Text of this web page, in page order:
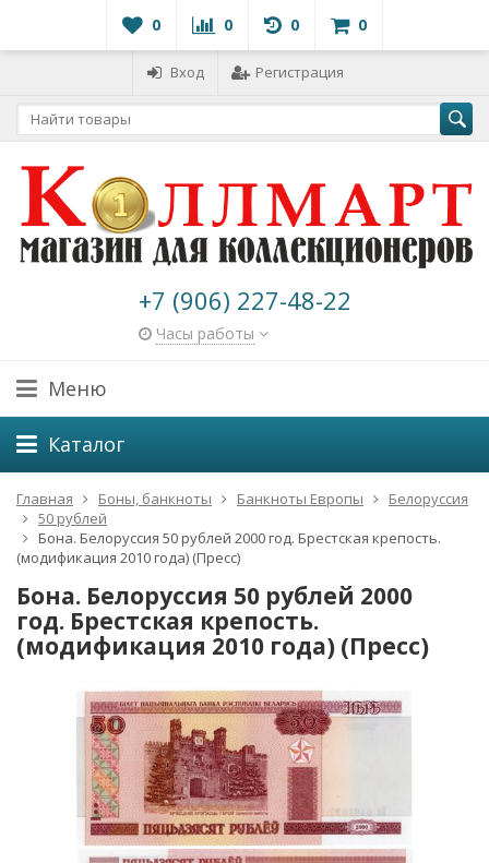
0 0 0 0
Вход Регистрация
+7 (906) 227-48-22
Часы работы
Меню
Каталог
Главная Боны, банкноты Банкноты Европы
Белоруссия
50 рублей
Бона. Белоруссия 50 рублей 2000 год. Брестская крепость.
(модификация 2010 года) (Пресс)
Бона. Белоруссия 50 рублей 2000
год. Брестская крепость.
(модификация 2010 года) (Пресс)